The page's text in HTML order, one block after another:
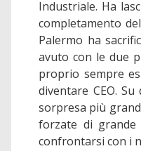
Industriale. Ha
completamento
Palermo ha
avuto con le due
proprio sempre
diventare CEO.
sorpresa più
forzate di grande
confrontarsi con i